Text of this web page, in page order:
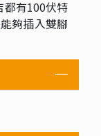
都有100伏特
夠插入雙腳